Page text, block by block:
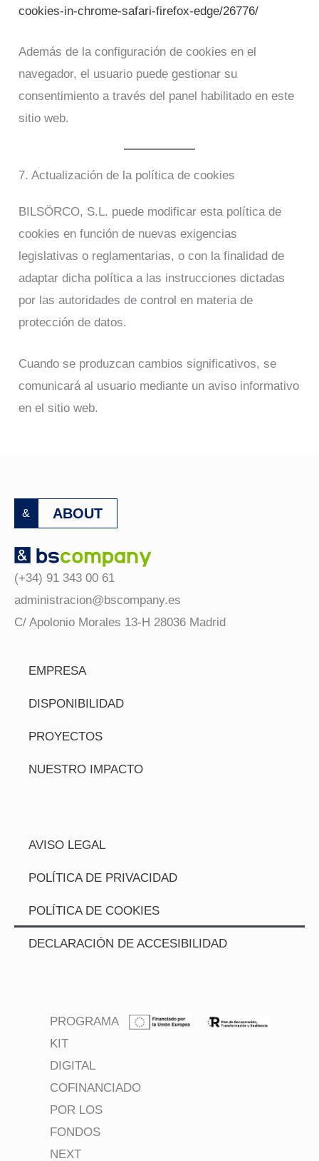
cookies-in-chrome-safari-firefox-edge/26776/
Además de la configuración de cookies en el
navegador, el usuario puede gestionar su
consentimiento a través del panel habilitado en este
sitio web.
7. Actualización de la política de cookies
BILSÖRCO, S.L. puede modificar esta política de
cookies en función de nuevas exigencias
legislativas o reglamentarias, o con la finalidad de
adaptar dicha política a las instrucciones dictadas
por las autoridades de control en materia de
protección de datos.
Cuando se produzcan cambios significativos, se
comunicará al usuario mediante un aviso informativo
en el sitio web.
& ABOUT
(+34) 91 343 00 61
administracion@bscompany.es
C/ Apolonio Morales 13-H 28036 Madrid
EMPRESA
DISPONIBILIDAD
PROYECTOS
NUESTRO IMPACTO
AVISO LEGAL
POLÍTICA DE PRIVACIDAD
POLÍTICA DE COOKIES
DECLARACIÓN DE ACCESIBILIDAD
PROGRAMA
KIT
DIGITAL
COFINANCIADO
POR LOS
FONDOS
NEXT